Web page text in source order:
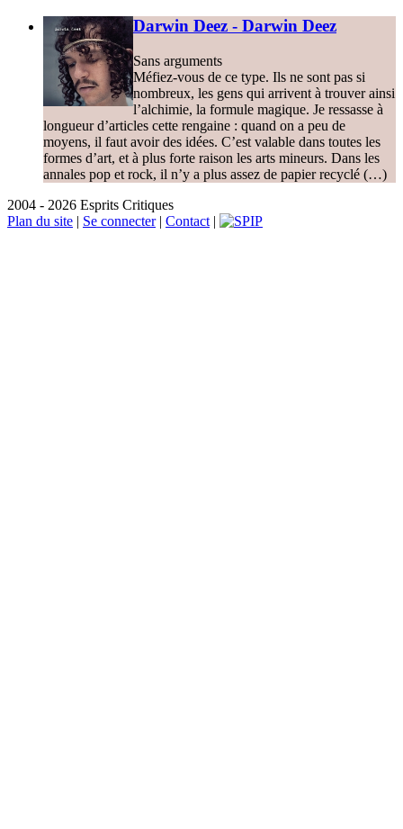
Darwin Deez - Darwin Deez
Sans arguments
Méfiez-vous de ce type. Ils ne sont pas si
nombreux, les gens qui arrivent à trouver ainsi
l’alchimie, la formule magique. Je ressasse à
longueur d’articles cette rengaine : quand on a peu de
moyens, il faut avoir des idées. C’est valable dans toutes les
formes d’art, et à plus forte raison les arts mineurs. Dans les
annales pop et rock, il n’y a plus assez de papier recyclé (…)
2004 - 2026 Esprits Critiques
Plan du site | Se connecter| Contact |